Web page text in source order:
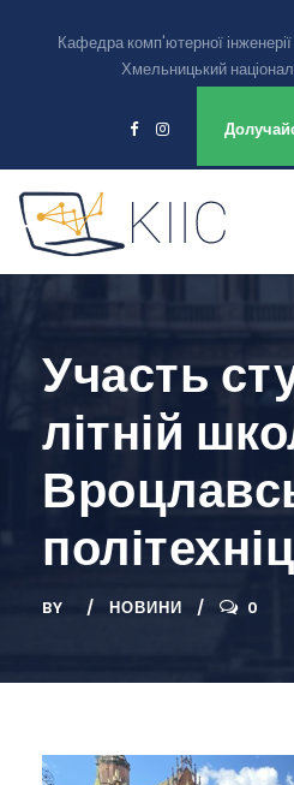
Кафедра комп'ютерної
Хмельницький
Участь
літній
BY НОВИНИ 0